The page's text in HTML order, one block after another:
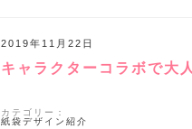
キャラクターコラボで大
2019年11月22日
カテゴリー：
紙袋デザイン紹介